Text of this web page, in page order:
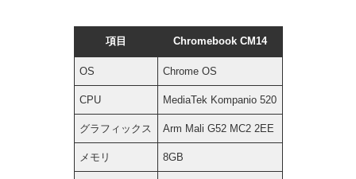
項目 Chromebook CM14
OS Chrome OS
CPU MediaTek Kompanio 520
グラフィックス Arm Mali G52 MC2 2EE
メモリ 8GB